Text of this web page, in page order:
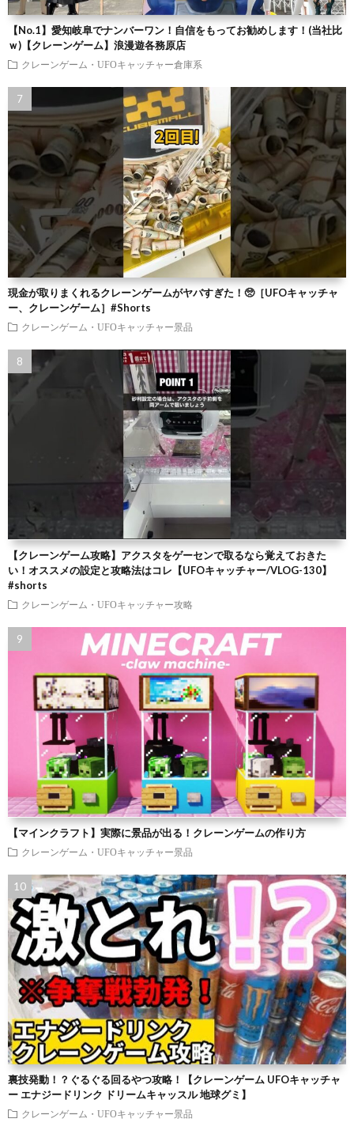
【No.1】愛知岐阜でナンバーワン！自信をもってお勧めします！(当社比
ｗ)【クレーンゲーム】浪漫遊各務原店
クレーンゲーム・UFOキャッチャー倉庫系
現金が取りまくれるクレーンゲームがヤバすぎた！🥺［UFOキャッチャ
ー、クレーンゲーム］#Shorts
クレーンゲーム・UFOキャッチャー景品
【クレーンゲーム攻略】アクスタをゲーセンで取るなら覚えておきた
い！オススメの設定と攻略法はコレ【UFOキャッチャー/VLOG-130】
#shorts
クレーンゲーム・UFOキャッチャー攻略
【マインクラフト】実際に景品が出る！クレーンゲームの作り方
クレーンゲーム・UFOキャッチャー景品
裏技発動！？ぐるぐる回るやつ攻略！【クレーンゲーム UFOキャッチャ
ー エナジードリンク ドリームキャッスル 地球グミ】
クレーンゲーム・UFOキャッチャー景品